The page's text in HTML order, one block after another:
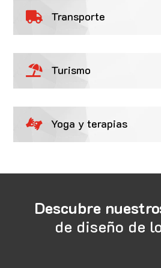
 Transporte
 Turismo
 Yoga y terapias
Descubre
de diseño de